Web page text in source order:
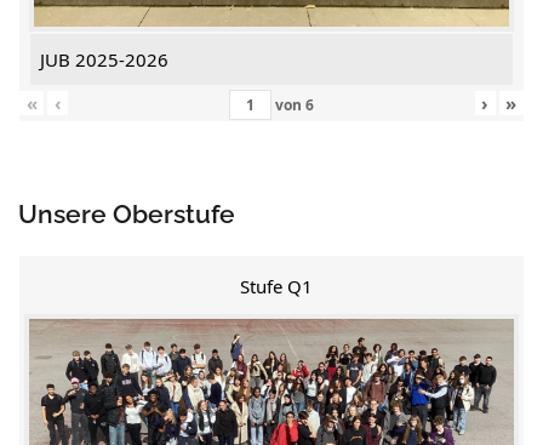
JUB 2025-2026
«
‹ von 6 › »
Unsere Oberstufe
Stufe Q1